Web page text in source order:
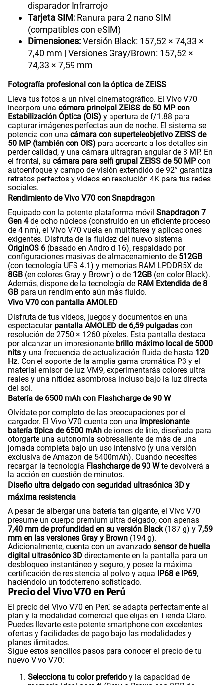
disparador Infrarrojo
Tarjeta SIM: Ranura para 2 nano SIM
(compatibles con eSIM)
Dimensiones:Versión Black: 157,52 × 74,33 ×
7,40 mm | Versiones Gray/Brown: 157,52 ×
74,33 × 7,59 mm
Fotografía profesional con la óptica de ZEISS
Lleva tus fotos a un nivel cinematográfico. El Vivo V70
incorpora una cámara principal ZEISS de 50 MP con
Estabilización Óptica (OIS) y apertura de f/1.88 para
capturar imágenes perfectas aun de noche. El sistema se
potencia con una cámara con superteleobjetivo ZEISS de
50 MP (también con OIS) para acercarte a los detalles sin
perder calidad, y una cámara ultragran angular de 8 MP. En
el frontal, su cámara para selfi grupal ZEISS de 50 MPcon
autoenfoque y campo de visión extendido de 92° garantiza
retratos perfectos y videos en resolución 4K para tus redes
sociales.
Rendimiento de Vivo V70 con Snapdragon
Equipado con la potente plataforma móvil Snapdragon 7
Gen 4de ocho núcleos (construido en un eficiente proceso
de 4 nm), el Vivo V70 vuela en multitarea y aplicaciones
exigentes. Disfruta de la fluidez del nuevo sistema
OriginOS 6 (basado en Android 16), respaldado por
configuraciones masivas de almacenamiento de 512GB
(con tecnología UFS 4.1) y memorias RAM LPDDR5X de
8GB (en colores Gray y Brown) o de 12GB (en color Black).
Además, dispone de la tecnología de RAM Extendida de 8
GB para un rendimiento aún más fluido.
Vivo V70 con pantalla AMOLED
Disfruta de tus videos, juegos y documentos en una
espectacular pantalla AMOLED de 6,59 pulgadas con
resolución de 2750 × 1260 píxeles. Esta pantalla destaca
por alcanzar un impresionante brillo máximo local de 5000
nits y una frecuencia de actualización fluida de hasta 120
Hz. Con el soporte de la amplia gama cromática P3 y el
material emisor de luz VM9, experimentarás colores ultra
reales y una nitidez asombrosa incluso bajo la luz directa
del sol.
Batería de 6500 mAh con Flashcharge de 90 W
Olvídate por completo de las preocupaciones por el
cargador. El Vivo V70 cuenta con una impresionante
batería típica de 6500 mAh de iones de litio, diseñada para
otorgarte una autonomía sobresaliente de más de una
jornada completa bajo un uso intensivo (y una versión
exclusiva de Amazon de 5400mAh). Cuando necesites
recargar, la tecnología Flashcharge de 90 Wte devolverá a
la acción en cuestión de minutos.
Diseño ultra delgado con seguridad ultrasónica 3D y
máxima resistencia
A pesar de albergar una batería tan gigante, el Vivo V70
presume un cuerpo premium ultra delgado, con apenas
7,40 mm de profundidad en su versión Black(187 g) y 7,59
mm en las versiones Gray y Brown (194 g).
Adicionalmente, cuenta con un avanzado sensor de huella
digital ultrasónico 3D directamente en la pantalla para un
desbloqueo instantáneo y seguro, y posee la máxima
certificación de resistencia al polvo y agua
IP68 e IP69,
haciéndolo un todoterreno sofisticado.
Precio del Vivo V70 en Perú
El precio del Vivo V70 en Perú se adapta perfectamente al
plan y la modalidad comercial que elijas en Tienda Claro.
Puedes llevarte este potente smartphone con excelentes
ofertas y facilidades de pago bajo las modalidades y
planes ilimitados.
Sigue estos sencillos pasos para conocer el precio de tu
nuevo Vivo V70:
Selecciona tu color preferido y la capacidad de